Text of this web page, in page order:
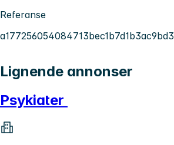
Referanse
a177256054084713bec1b7d1b3ac9bd3
Lignende annonser
Psykiater